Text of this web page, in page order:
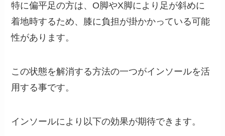
特に偏平足の方は、O脚やX脚により足が斜めに
着地時するため、膝に負担が掛かかっている可能
性があります。
この状態を解消する方法の一つがインソールを活
用する事です。
インソールにより以下の効果が期待できます。